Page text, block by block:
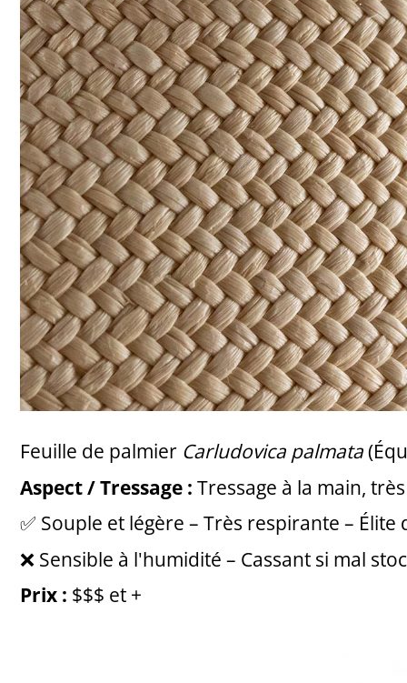
Feuille de palmier Carludovica palmata
Aspect / Tressage : Tressage à la main,
✅ Souple et légère – Très respirante –
❌ Sensible à l'humidité – Cassant si mal
Prix : $$$ et +